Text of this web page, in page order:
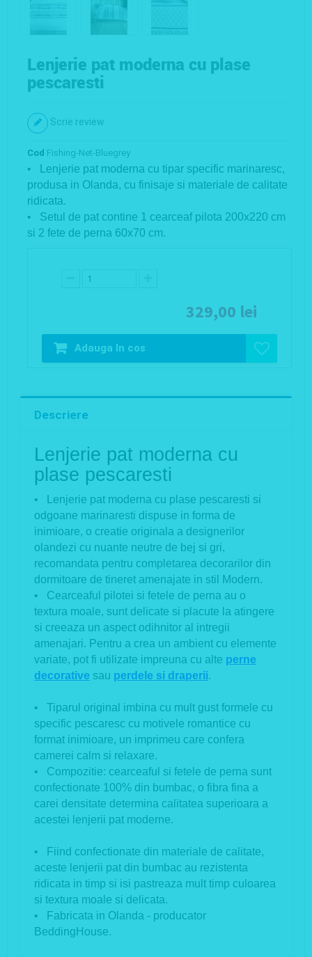
Lenjerie pat moderna cu plase
pescaresti
Scrie review
Cod Fishing-Net-Bluegrey
• Lenjerie pat moderna cu tipar specific marinaresc,
produsa in Olanda, cu finisaje si materiale de calitate
ridicata.
• Setul de pat contine 1 cearceaf pilota 200x220 cm
si 2 fete de perna 60x70 cm.
329,00 lei
Adauga In cos
Descriere
Lenjerie pat moderna cu
plase pescaresti
• Lenjerie pat moderna cu plase pescaresti si
odgoane marinaresti dispuse in forma de
inimioare, o creatie originala a designerilor
olandezi cu nuante neutre de bej si gri,
recomandata pentru completarea decorarilor din
dormitoare de tineret amenajate in stil Modern.
• Cearceaful pilotei si fetele de perna au o
textura moale, sunt delicate si placute la atingere
si creeaza un aspect odihnitor al intregii
amenajari. Pentru a crea un ambient cu elemente
variate, pot fi utilizate impreuna cu alte perne
decorative sau perdele si draperii.
• Tiparul original imbina cu mult gust formele cu
specific pescaresc cu motivele romantice cu
format inimioare, un imprimeu care confera
camerei calm si relaxare.
• Compozitie: cearceaful si fetele de perna sunt
confectionate 100% din bumbac, o fibra fina a
carei densitate determina calitatea superioara a
acestei lenjerii pat moderne.
• Fiind confectionate din materiale de calitate,
aceste lenjerii pat din bumbac au rezistenta
ridicata in timp si isi pastreaza mult timp culoarea
si textura moale si delicata.
• Fabricata in Olanda - producator
BeddingHouse.